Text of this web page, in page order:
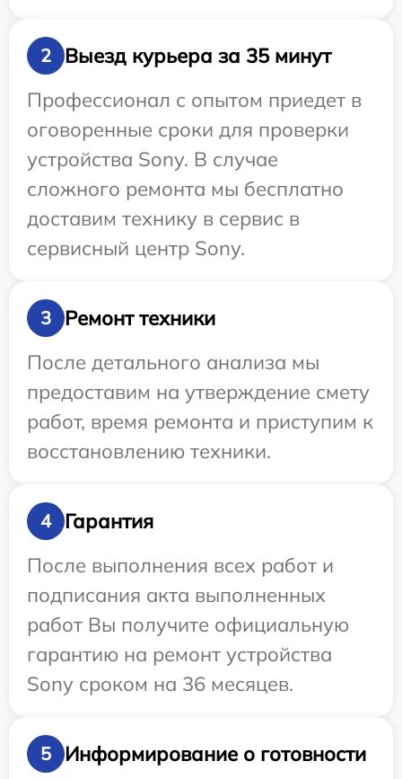
2
Выезд курьера за 35 минут
Профессионал с опытом приедет в
оговоренные сроки для проверки
устройства Sony. В случае
сложного ремонта мы бесплатно
доставим технику в сервис в
сервисный центр Sony.
3
Ремонт техники
После детального анализа мы
предоставим на утверждение смету
работ, время ремонта и приступим к
восстановлению техники.
4
Гарантия
После выполнения всех работ и
подписания акта выполненных
работ Вы получите официальную
гарантию на ремонт устройства
Sony сроком на 36 месяцев.
5 Информирование о готовности